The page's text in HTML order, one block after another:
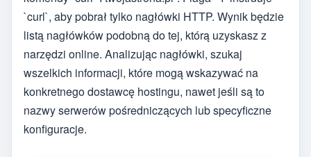
`curl`, aby pobrał tylko nagłówki HTTP. Wynik będzie
listą nagłówków podobną do tej, którą uzyskasz z
narzędzi online. Analizując nagłówki, szukaj
wszelkich informacji, które mogą wskazywać na
konkretnego dostawcę hostingu, nawet jeśli są to
nazwy serwerów pośredniczących lub specyficzne
konfiguracje.